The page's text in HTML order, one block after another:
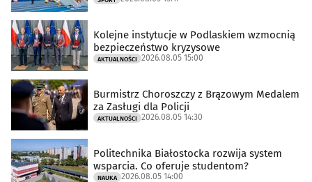
Kolejne instytucje w Podlaskiem wzmocnią
bezpieczeństwo kryzysowe
AKTUALNOŚCI 2026.08.05 15:00
Burmistrz Choroszczy z Brązowym Medalem
za Zasługi dla Policji
AKTUALNOŚCI 2026.08.05 14:30
Politechnika Białostocka rozwija system
wsparcia. Co oferuje studentom?
NAUKA 2026.08.05 14:00